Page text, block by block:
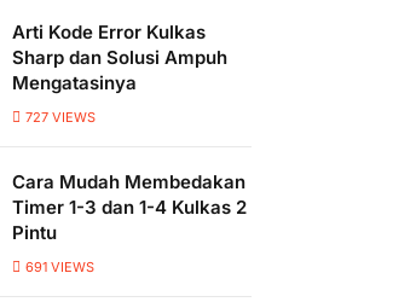
Arti Kode Error Kulkas
Sharp dan Solusi Ampuh
Mengatasinya
727 VIEWS
Cara Mudah Membedakan
Timer 1-3 dan 1-4 Kulkas 2
Pintu
691 VIEWS